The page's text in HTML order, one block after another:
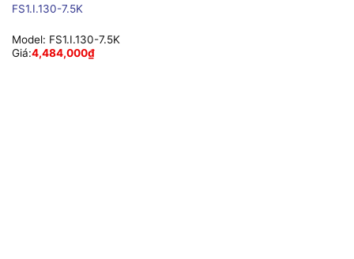
FS1.I.130-7.5K
Model: FS1.I.130-7.5K
Giá:4,484,000₫